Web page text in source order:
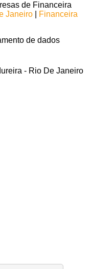
de Financeira
Janeiro|
Financeira
de dados
- Rio De Janeiro